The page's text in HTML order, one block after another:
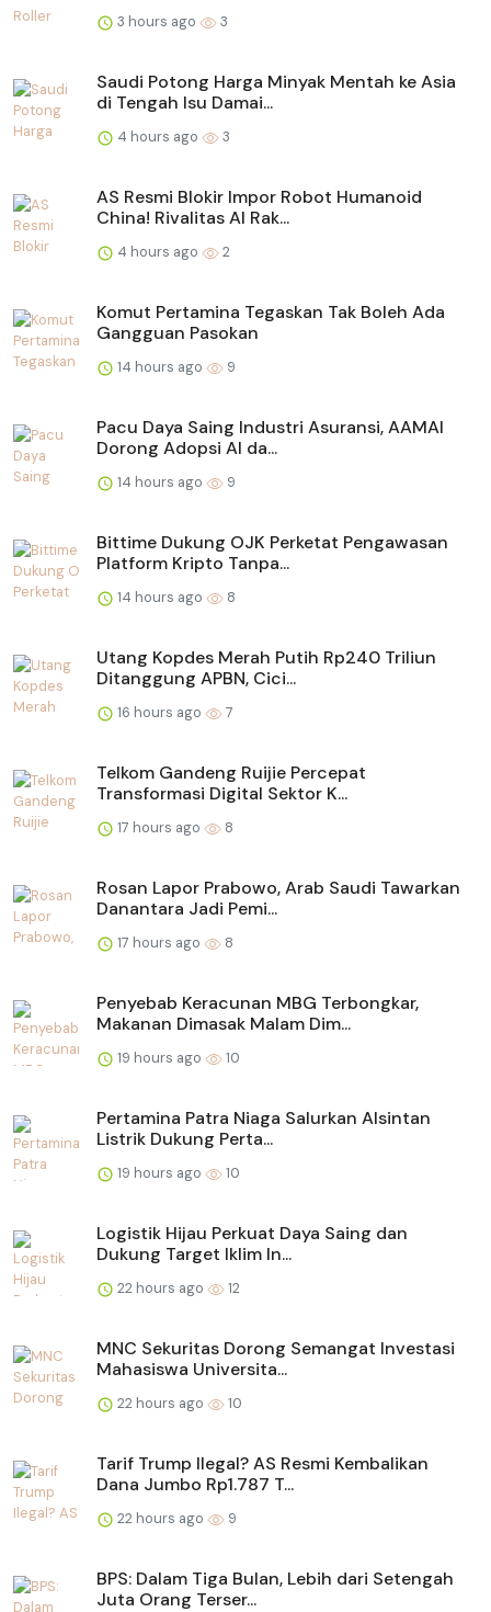
3 hours ago 3
Saudi Potong Harga Minyak Mentah ke Asia
di Tengah Isu Damai...
4 hours ago 3
AS Resmi Blokir Impor Robot Humanoid
China! Rivalitas AI Rak...
4 hours ago 2
Komut Pertamina Tegaskan Tak Boleh Ada
Gangguan Pasokan
14 hours ago 9
Pacu Daya Saing Industri Asuransi, AAMAI
Dorong Adopsi AI da...
14 hours ago 9
Bittime Dukung OJK Perketat Pengawasan
Platform Kripto Tanpa...
14 hours ago 8
Utang Kopdes Merah Putih Rp240 Triliun
Ditanggung APBN, Cici...
16 hours ago 7
Telkom Gandeng Ruijie Percepat
Transformasi Digital Sektor K...
17 hours ago 8
Rosan Lapor Prabowo, Arab Saudi Tawarkan
Danantara Jadi Pemi...
17 hours ago 8
Penyebab Keracunan MBG Terbongkar,
Makanan Dimasak Malam Dim...
19 hours ago 10
Pertamina Patra Niaga Salurkan Alsintan
Listrik Dukung Perta...
19 hours ago 10
Logistik Hijau Perkuat Daya Saing dan
Dukung Target Iklim In...
22 hours ago 12
MNC Sekuritas Dorong Semangat Investasi
Mahasiswa Universita...
22 hours ago 10
Tarif Trump Ilegal? AS Resmi Kembalikan
Dana Jumbo Rp1.787 T...
22 hours ago 9
BPS: Dalam Tiga Bulan, Lebih dari Setengah
Juta Orang Terser...